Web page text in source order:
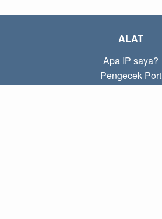
ALAT
Apa IP saya?
Pengecek Port